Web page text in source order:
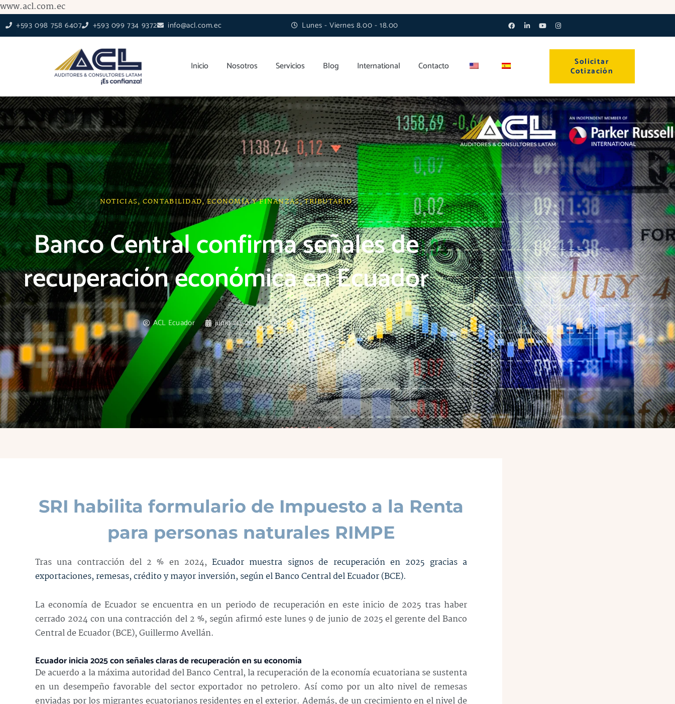
www.acl.com.ecIr
al
contenido
+593 098 758 6407 +593 099 734 9372 info@acl.com.ec Lunes - Viernes 8.00 - 18.00 Facebook-
f
Linkedin-
in
YoutubeInstagram
Inicio Nosotros Servicios Blog International Contacto Solicitar
Cotización
NOTICIAS,CONTABILIDAD,ECONOMÍA Y FINANZAS,TRIBUTARIO
Banco Central confirma señales de
recuperación económica en Ecuador
ACL Ecuador junio 20, 2025 10:23 am
SRI habilita formulario de Impuesto a la Renta
para personas naturales RIMPE
Tras una contracción del 2 % en 2024, Ecuador muestra signos de recuperación en 2025 gracias a
exportaciones, remesas, crédito y mayor inversión, según el Banco Central del Ecuador (BCE).
La economía de Ecuador se encuentra en un periodo de recuperación en este inicio de 2025 tras haber
cerrado 2024 con una contracción del 2 %, según afirmó este lunes 9 de junio de 2025 el gerente del Banco
Central de Ecuador (BCE), Guillermo Avellán.
Ecuador inicia 2025 con señales claras de recuperación en su economía
De acuerdo a la máxima autoridad del Banco Central, la recuperación de la economía ecuatoriana se sustenta
en un desempeño favorable del sector exportador no petrolero. Así como por un alto nivel de remesas
enviadas por los migrantes ecuatorianos residentes en el exterior. Además, de un crecimiento en el nivel de